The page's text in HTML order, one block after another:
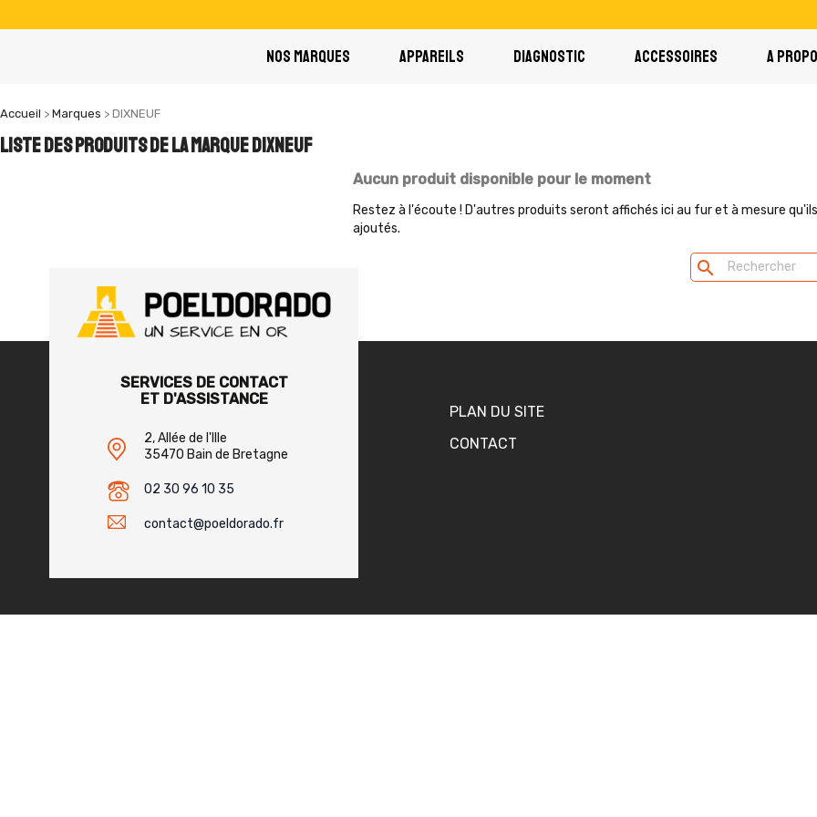
NOS MARQUES APPAREILS DIAGNOSTIC ACCESSOIRES A
Accueil Marques DIXNEUF
Liste des produits de la marque DIXNEUF
Aucun produit disponible pour le moment
Restez à l'écoute ! D'autres produits seront affichés ici au fur et à mesure
ajoutés.
search
SERVICES DE CONTACT
ET D'ASSISTANCE
2, Allée de l'Ille
35470 Bain de Bretagne
02 30 96 10 35
contact@poeldorado.fr
PLAN DU SITE
CONTACT